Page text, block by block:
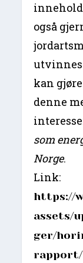
også
utvinnes
kan
denne
som
Norge.
Link:
https://
assets/
ger/